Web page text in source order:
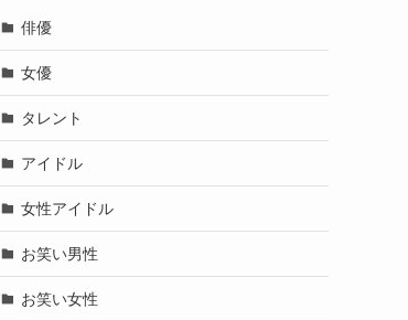
俳優
女優
タレント
アイドル
女性アイドル
お笑い男性
お笑い女性